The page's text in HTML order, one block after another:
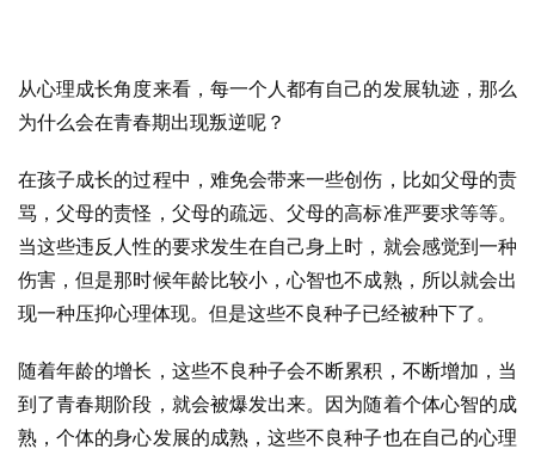
从心理成长角度来看，每一个人都有自己的发展轨迹，那么
为什么会在青春期出现叛逆呢？
在孩子成长的过程中，难免会带来一些创伤，比如父母的责
骂，父母的责怪，父母的疏远、父母的高标准严要求等等。
当这些违反人性的要求发生在自己身上时，就会感觉到一种
伤害，但是那时候年龄比较小，心智也不成熟，所以就会出
现一种压抑心理体现。但是这些不良种子已经被种下了。
随着年龄的增长，这些不良种子会不断累积，不断增加，当
到了青春期阶段，就会被爆发出来。因为随着个体心智的成
熟，个体的身心发展的成熟，这些不良种子也在自己的心理